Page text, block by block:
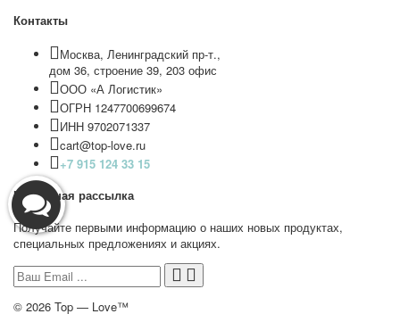
Контакты
Москва, Ленинградский пр-т.,
дом 36, строение 39, 203 офис
ООО «А Логистик»
ОГРН 1247700699674
ИНН 9702071337
cart@top-love.ru
+7 915 124 33 15
Новостная рассылка
Получайте первыми информацию о наших новых продуктах,
специальных предложениях и акциях.
© 2026 Top — Love™